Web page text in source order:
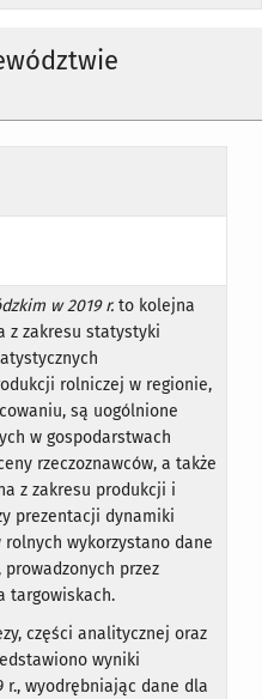
w 2019 r.to kolejna
z zakresu statystyki
rolniczej w regionie,
są uogólnione
w gospodarstwach
rzeczoznawców, a także
z zakresu produkcji i
prezentacji dynamiki
wykorzystano dane
przez
targowiskach.
części analitycznej oraz
wyniki
r., wyodrębniając dane dla